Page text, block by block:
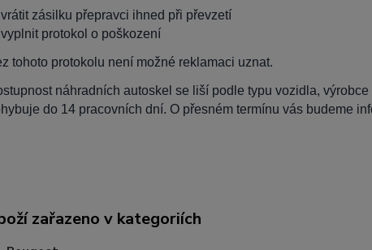
vrátit zásilku přepravci ihned při převzetí
vyplnit protokol o poškození
tohoto protokolu není možné reklamaci uznat.
náhradních autoskel se liší podle typu vozidla,
do 14 pracovních dní. O přesném termínu vás budeme
zařazeno v kategoriích